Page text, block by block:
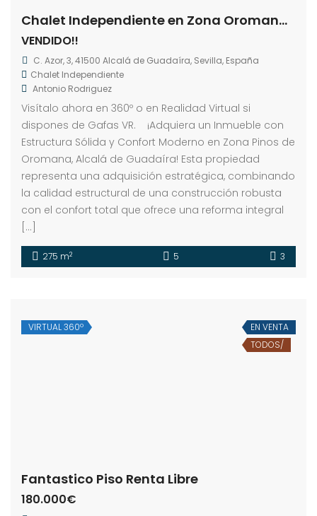
Chalet Independiente en Zona Oromana-La Juncosa
VENDIDO!!
C. Azor, 3, 41500 Alcalá de Guadaíra, Sevilla, España
Chalet Independiente
Antonio Rodriguez
Visítalo ahora en 360º o en Realidad Virtual si
dispones de Gafas VR. ¡Adquiera un Inmueble con
Estructura Sólida y Confort Moderno en Zona Pinos de
Oromana, Alcalá de Guadaíra! Esta propiedad
representa una adquisición estratégica, combinando
la calidad estructural de una construcción robusta
con el confort total que ofrece una reforma integral
[…]
275 m2 5 3
VIRTUAL 360º
EN VENTA
TODOS/
Fantastico Piso Renta Libre
180.000€